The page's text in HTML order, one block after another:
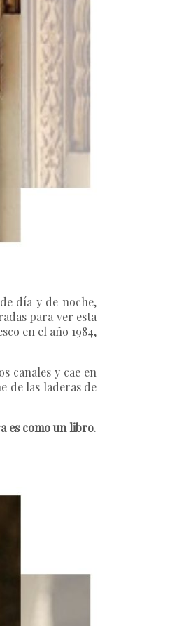
día y de noche,
para ver esta
en el año 1984,
canales y cae en
de las laderas de
es como un libro.